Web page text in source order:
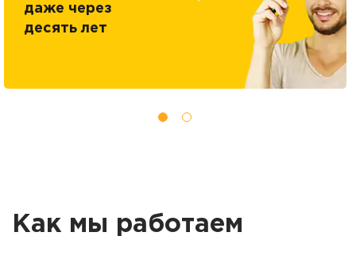
даже через
десять лет
Как мы работаем